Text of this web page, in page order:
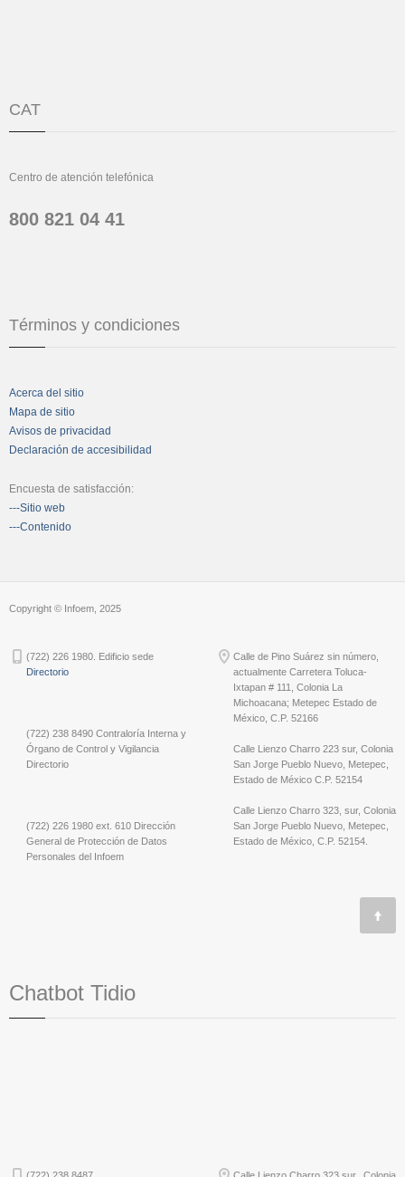
CAT
Centro de atención telefónica
800 821 04 41
Términos y condiciones
Acerca del sitio
Mapa de sitio
Avisos de privacidad
Declaración de accesibilidad
Encuesta de satisfacción:
---Sitio web
---Contenido
Copyright © Infoem, 2025
(722) 226 1980. Edificio sede
Directorio
(722) 238 8490 Contraloría Interna y
Órgano de Control y Vigilancia
Directorio
(722) 226 1980 ext. 610 Dirección
General de Protección de Datos
Personales del Infoem
Calle de Pino Suárez sin número,
actualmente Carretera Toluca-
Ixtapan # 111, Colonia La
Michoacana; Metepec Estado de
México, C.P. 52166
Calle Lienzo Charro 223 sur, Colonia
San Jorge Pueblo Nuevo, Metepec,
Estado de México C.P. 52154
Calle Lienzo Charro 323, sur, Colonia
San Jorge Pueblo Nuevo, Metepec,
Estado de México, C.P. 52154.
Chatbot Tidio